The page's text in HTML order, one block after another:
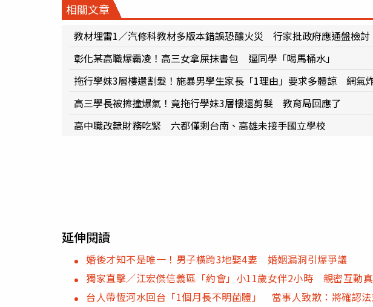
相關文章
教材埋雷1／汽修科教材多版本錯誤恐釀火災 行家批政府應通盤檢討
彰化某高職爆霸凌！高三女拿屎抹書包 逼同學「喝馬桶水」
拖行學妹3層樓還割髮！施暴男學生家長「1理由」要求多體諒 網氣
高三學長被擦撞爆氣！竟拖行學妹3層樓還剪髮 教育局回應了
高中職改隸財務吃緊 六都僅剩台南、高雄未接手國立學校
延伸閱讀
婚後才知不是唯一！男子橫跨3地娶4妻 婚姻漏洞引爆爭議
獨家直擊／江宏傑信義區「約會」小11歲女伴2小時 親密互動
台人帶恆河水回台「1個月長不明菌體」 當事人致歉：將確認